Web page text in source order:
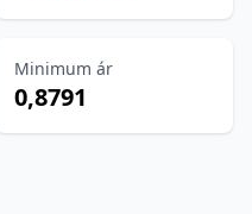
Minimum ár
0,8791